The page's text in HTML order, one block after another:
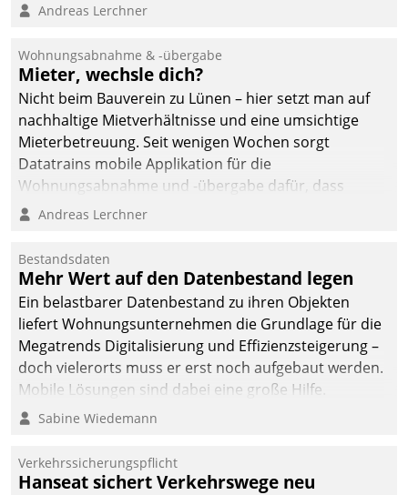
Andreas Lerchner
Wohnungsabnahme & -übergabe
Mieter, wechsle dich?
Nicht beim Bauverein zu Lünen – hier setzt man auf
nachhaltige Mietverhältnisse und eine umsichtige
Mieterbetreuung. Seit wenigen Wochen sorgt
Datatrains mobile Applikation für die
Wohnungsabnahme und -übergabe dafür, dass
Mieter wohlgeordnet kommen und, so es sein muss,
Andreas Lerchner
Bestandsdaten
Mehr Wert auf den Datenbestand legen
Ein belastbarer Datenbestand zu ihren Objekten
liefert Wohnungsunternehmen die Grundlage für die
Megatrends Digitalisierung und Effizienzsteigerung –
doch vielerorts muss er erst noch aufgebaut werden.
Mobile Lösungen sind dabei eine große Hilfe.
Sabine Wiedemann
Verkehrssicherungspflicht
Hanseat sichert Verkehrswege neu